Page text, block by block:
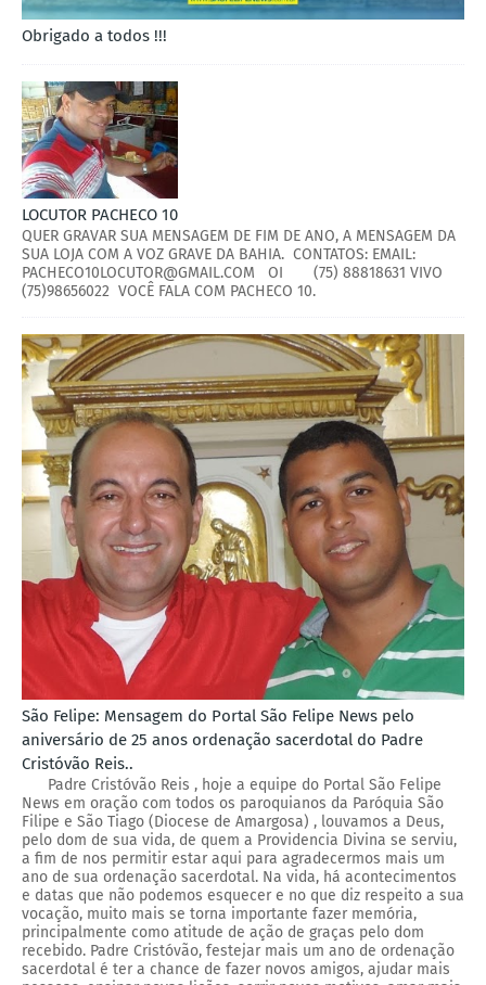
Obrigado a todos !!!
LOCUTOR PACHECO 10
QUER GRAVAR SUA MENSAGEM DE FIM DE ANO, A MENSAGEM DA
SUA LOJA COM A VOZ GRAVE DA BAHIA. CONTATOS: EMAIL:
PACHECO10LOCUTOR@GMAIL.COM OI (75) 88818631 VIVO
(75)98656022 VOCÊ FALA COM PACHECO 10.
São Felipe: Mensagem do Portal São Felipe News pelo
aniversário de 25 anos ordenação sacerdotal do Padre
Cristóvão Reis..
Padre Cristóvão Reis , hoje a equipe do Portal São Felipe
News em oração com todos os paroquianos da Paróquia São
Filipe e São Tiago (Diocese de Amargosa) , louvamos a Deus,
pelo dom de sua vida, de quem a Providencia Divina se serviu,
a fim de nos permitir estar aqui para agradecermos mais um
ano de sua ordenação sacerdotal. Na vida, há acontecimentos
e datas que não podemos esquecer e no que diz respeito a sua
vocação, muito mais se torna importante fazer memória,
principalmente como atitude de ação de graças pelo dom
recebido. Padre Cristóvão, festejar mais um ano de ordenação
sacerdotal é ter a chance de fazer novos amigos, ajudar mais